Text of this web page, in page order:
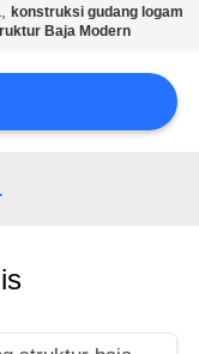
,konstruksi gudang logam
Baja Modern